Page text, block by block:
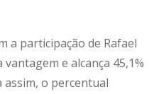
a participação de Rafael
e alcança 45,1%
assim, o percentual